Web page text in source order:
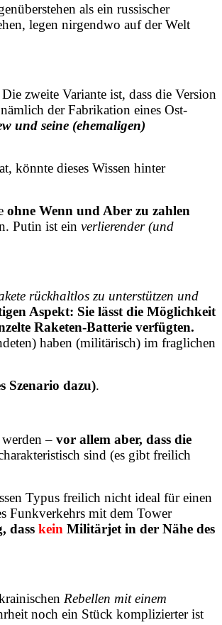
als ein russischer
legen nirgendwo auf der Welt
zweite Variante ist, dass die Version
der Fabrikation eines Ost-
und seine (ehemaligen)
könnte dieses Wissen hinter
ohne Wenn und Aber zu zahlen
Putin ist ein verlierender (und
rückhaltlos zu unterstützen und
Aspekt: Sie lässt die Möglichkeit
Raketen-Batterie verfügten.
haben (militärisch) im fraglichen
Szenario dazu).
– vor allem aber, dass die
sind (es gibt freilich
Typus freilich nicht ideal für einen
Funkverkehrs mit dem Tower
dass kein Militärjet in der Nähe des
Rebellen mit einem
noch ein Stück komplizierter ist